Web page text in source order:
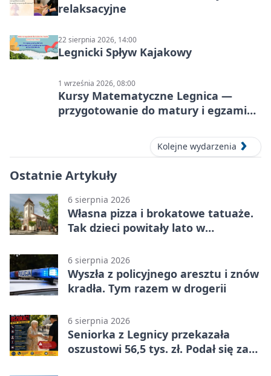
relaksacyjne
22 sierpnia 2026, 14:00
Legnicki Spływ Kajakowy
1 września 2026, 08:00
Kursy Matematyczne Legnica —
przygotowanie do matury i egzaminu
Kolejne wydarzenia
Ostatnie Artykuły
6 sierpnia 2026
Własna pizza i brokatowe tatuaże.
Tak dzieci powitały lato w
6 sierpnia 2026
Wyszła z policyjnego aresztu i znów
kradła. Tym razem w drogerii
6 sierpnia 2026
Seniorka z Legnicy przekazała
oszustowi 56,5 tys. zł. Podał się za